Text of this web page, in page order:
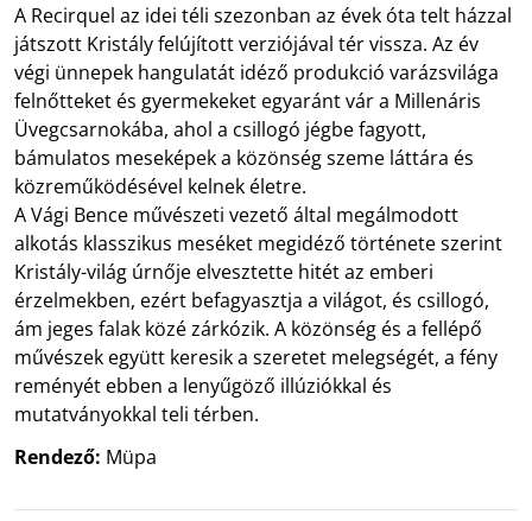
A Recirquel az idei téli szezonban az évek óta telt házzal
játszott Kristály felújított verziójával tér vissza. Az év
végi ünnepek hangulatát idéző produkció varázsvilága
felnőtteket és gyermekeket egyaránt vár a Millenáris
Üvegcsarnokába, ahol a csillogó jégbe fagyott,
bámulatos meseképek a közönség szeme láttára és
közreműködésével kelnek életre.
A Vági Bence művészeti vezető által megálmodott
alkotás klasszikus meséket megidéző története szerint
Kristály-világ úrnője elvesztette hitét az emberi
érzelmekben, ezért befagyasztja a világot, és csillogó,
ám jeges falak közé zárkózik. A közönség és a fellépő
művészek együtt keresik a szeretet melegségét, a fény
reményét ebben a lenyűgöző illúziókkal és
mutatványokkal teli térben.
Rendező: Müpa